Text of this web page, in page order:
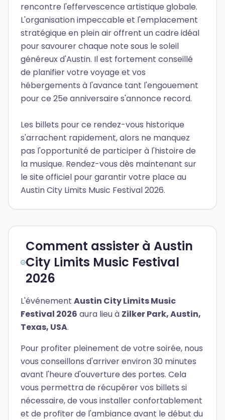
rencontre l'effervescence artistique globale.
L'organisation impeccable et l'emplacement
stratégique en plein air offrent un cadre idéal
pour savourer chaque note sous le soleil
généreux d'Austin. Il est fortement conseillé
de planifier votre voyage et vos
hébergements à l'avance tant l'engouement
pour ce 25e anniversaire s'annonce record.
Les billets pour ce rendez-vous historique
s'arrachent rapidement, alors ne manquez
pas l'opportunité de participer à l'histoire de
la musique. Rendez-vous dès maintenant sur
le site officiel pour garantir votre place au
Austin City Limits Music Festival 2026.
Comment assister à Austin
City Limits Music Festival
2026
L'événement Austin City Limits Music
Festival 2026 aura lieu à Zilker Park, Austin,
Texas, USA.
Pour profiter pleinement de votre soirée, nous
vous conseillons d'arriver environ 30 minutes
avant l'heure d'ouverture des portes. Cela
vous permettra de récupérer vos billets si
nécessaire, de vous installer confortablement
et de profiter de l'ambiance avant le début du